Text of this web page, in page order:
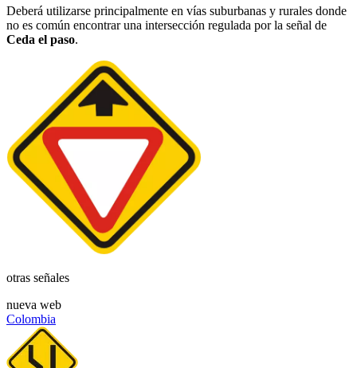
Deberá utilizarse principalmente en vías suburbanas y rurales donde
no es común encontrar una intersección regulada por la señal de
Ceda el paso.
otras señales
nueva web
Colombia